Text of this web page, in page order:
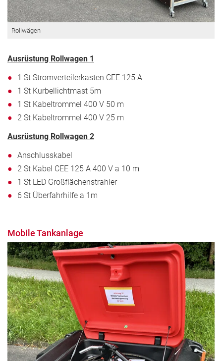
Rollwägen
Ausrüstung Rollwagen 1
1 St Stromverteilerkasten CEE 125 A
1 St Kurbellichtmast 5m
1 St Kabeltrommel 400 V 50 m
2 St Kabeltrommel 400 V 25 m
Ausrüstung Rollwagen 2
Anschlusskabel
2 St Kabel CEE 125 A 400 V a 10 m
1 St LED Großflächenstrahler
6 St Überfahrhilfe a 1m
Mobile Tankanlage